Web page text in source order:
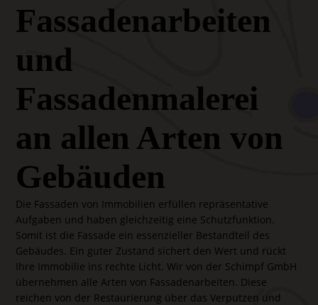
Fassadenarbeiten
und
Fassadenmalerei
an allen Arten von
Gebäuden
Die Fassaden von Immobilien erfüllen repräsentative
Aufgaben und haben gleichzeitig eine Schutzfunktion.
Somit ist die Fassade ein essenzieller Bestandteil des
Gebäudes. Ein guter Zustand sichert den Wert und rückt
Ihre Immobilie ins rechte Licht. Wir von der Schimpf GmbH
übernehmen alle Arten von Fassadenarbeiten. Diese
reichen von der Restaurierung über das Verputzen und